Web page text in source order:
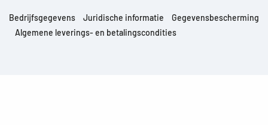
Bedrijfsgegevens Juridische informatie
Gegevensbescherming
Algemene leverings- en betalingscondities